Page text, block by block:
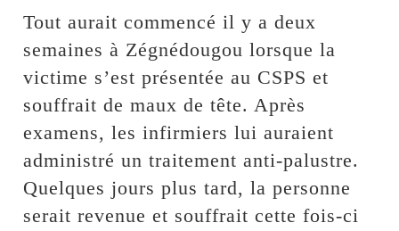
Tout aurait commencé il y a deux
semaines à Zégnédougou lorsque la
victime s’est présentée au CSPS et
souffrait de maux de tête. Après
examens, les infirmiers lui auraient
administré un traitement anti-palustre.
Quelques jours plus tard, la personne
serait revenue et souffrait cette fois-ci